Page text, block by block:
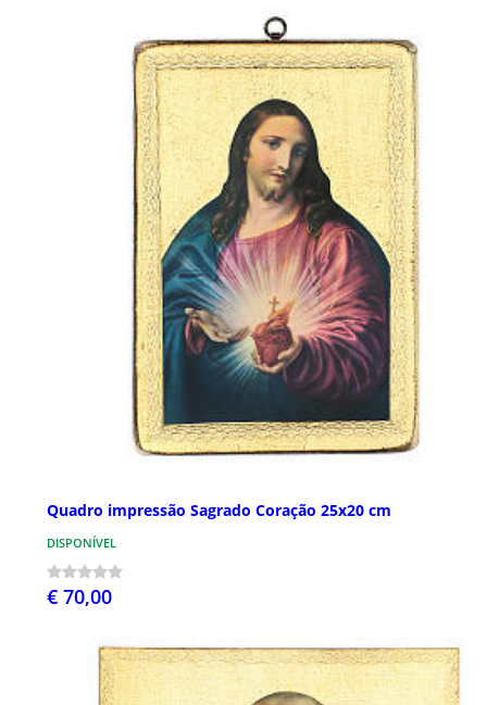
Quadro impressão Sagrado Coração 25x20 cm
DISPONÍVEL
€ 70,00